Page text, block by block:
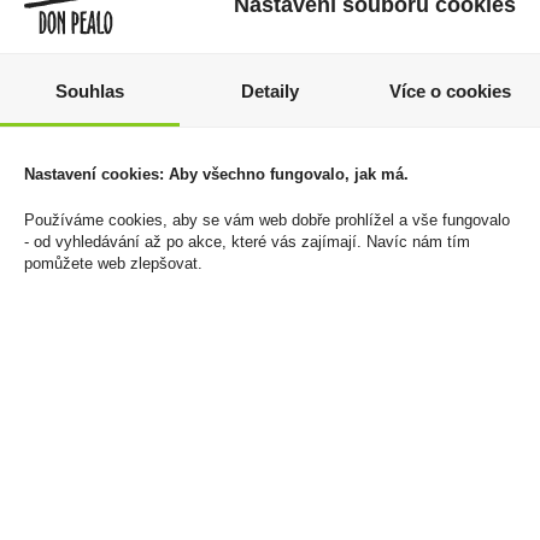
Dárková Slivovice 1,5l
Cena za:1 ks
Skladem:50 - 100 ks
Cena za:krabičku (20 ks)
Skladem:5 - 50 krabiček
Nastavení souborů cookies
Souhlas Detaily Více o cookies
Nastavení cookies: Aby všechno fungovalo, jak má.
Používáme cookies, aby se vám web dobře prohlížel a vše fungovalo
- od vyhledávání až po akce, které vás zajímají. Navíc nám tím
pomůžete web zlepšovat.